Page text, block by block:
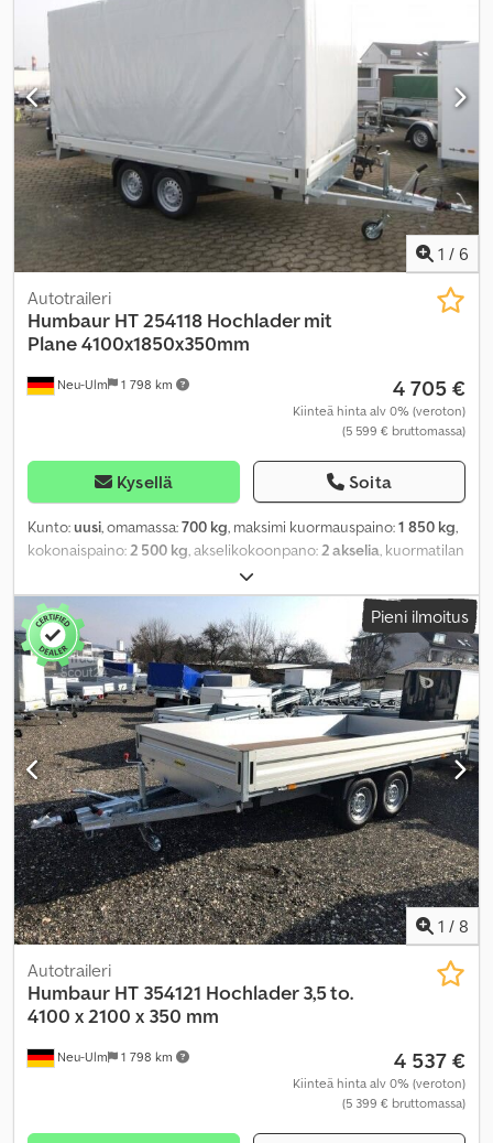
1 / 6
Neu-Ulm 1 798 km
Autotraileri
Humbaur HT 254118 Hochlader mit
Plane 4100x1850x350mm
4 705 €
Kiinteä hinta alv 0% (veroton)
(5 599 € bruttomassa)
Kysellä Soita
Kunto:uusi, omamassa:700 kg, maksimi kuormauspaino:1 850 kg,
kokonaispaino: 2 500 kg , akselikokoonpano: 2 akselia , kuormatilan
, lastitilan leveys:1 850 mm
2 000 mm, kuormatilan tilavuus:15,6 m³, väri:harmaa,
rakennuskorkeus:2 800 mm , työleveys: Pieni ilmoitus
1 / 8
Neu-Ulm 1 798 km
Autotraileri
Humbaur HT 354121 Hochlader 3,5 to.
4100 x 2100 x 350 mm
4 537 €
Kiinteä hinta alv 0% (veroton)
(5 399 € bruttomassa)